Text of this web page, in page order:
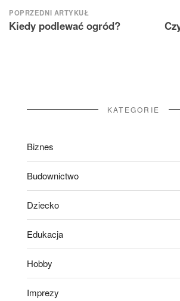
Nawigacja
wpisu
POPRZEDNI ARTYKUŁ
Kiedy podlewać ogród?
KATEGORIE
Biznes
Budownictwo
Dziecko
Edukacja
Hobby
Imprezy